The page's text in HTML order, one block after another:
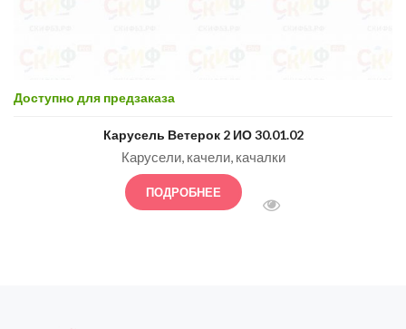
Доступно для предзаказа
Карусель Ветерок 2 ИО 30.01.02
Карусели, качели, качалки
ПОДРОБНЕЕ